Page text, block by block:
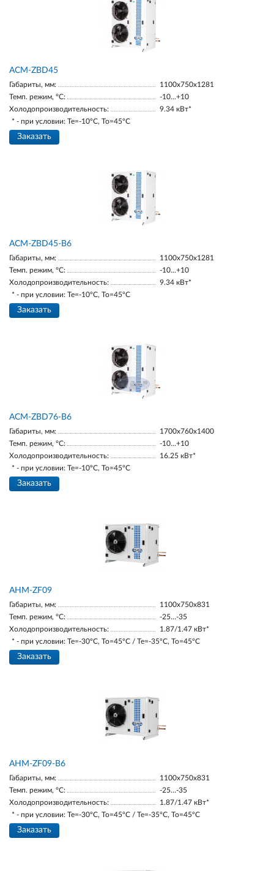
ACM-ZBD45
Габариты, мм:
1100х750х1281
Темп. режим, °С:
-10...+10
Холодопроизводительность:
9.34 кВт*
* - при условии: Te=-10ºC, To=45ºC
Заказать
ACM-ZBD45-В6
Габариты, мм:
1100х750х1281
Темп. режим, °С:
-10...+10
Холодопроизводительность:
9.34 кВт*
* - при условии: Te=-10ºC, To=45ºC
Заказать
ACM-ZBD76-B6
Габариты, мм:
1700х760х1400
Темп. режим, °С:
-10...+10
Холодопроизводительность:
16.25 кВт*
* - при условии: Te=-10ºC, To=45ºC
Заказать
AНM-ZF09
Габариты, мм:
1100х750х831
Темп. режим, °С:
-25…-35
Холодопроизводительность:
1.87/1.47 кВт*
* - при условии: Te=-30ºC, To=45ºC / Te=-35ºC, To=45ºC
Заказать
AНM-ZF09-В6
Габариты, мм:
1100х750х831
Темп. режим, °С:
-25…-35
Холодопроизводительность:
1.87/1.47 кВт*
* - при условии: Te=-30ºC, To=45ºC / Te=-35ºC, To=45ºC
Заказать